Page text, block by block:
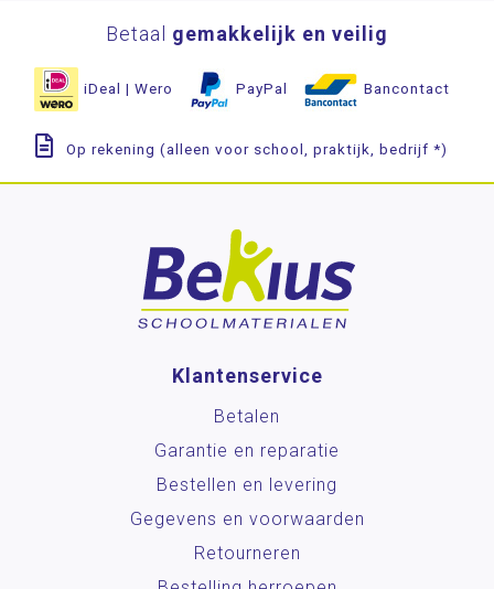
Betaal gemakkelijk en veilig
iDeal | Wero PayPal Bancontact
Op rekening (alleen voor school, praktijk, bedrijf *)
Klantenservice
Betalen
Garantie en reparatie
Bestellen en levering
Gegevens en voorwaarden
Retourneren